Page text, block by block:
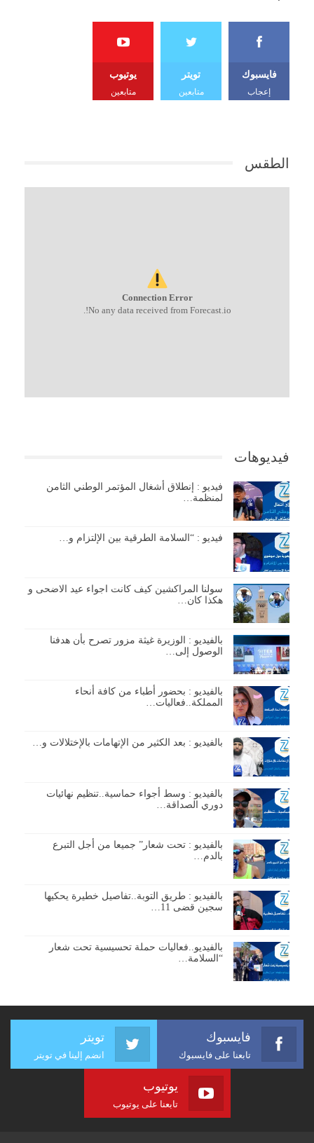
فايسبوك
إعجاب
تويتر
متابعين
يوتيوب
متابعين
الطقس
Connection Error
No any data received from Forecast.io!.
فيديوهات
فيديو : إنطلاق أشغال المؤتمر الوطني الثامن
لمنظمة…
فيديو : “السلامة الطرقية بين الإلتزام و…
سولنا المراكشين كيف كانت اجواء عيد الاضحى و
هكذا كان…
بالفيديو : الوزيرة غيثة مزور تصرح بأن هدفنا
الوصول إلى…
بالفيديو : بحضور أطباء من كافة أنحاء
المملكة..فعاليات…
بالفيديو : بعد الكثير من الإتهامات بالإختلالات و…
بالفيديو : وسط أجواء حماسية..تنظيم نهائيات
دوري الصداقة…
بالفيديو : تحت شعار” جميعا من أجل التبرع
بالدم…
بالفيديو : طريق التوبة..تفاصيل خطيرة يحكيها
سجين قضى 11…
بالفيديو..فعاليات حملة تحسيسية تحت شعار
“السلامة…
فايسبوك
تابعنا على فايسبوك
تويتر
انضم إلينا في تويتر
يوتيوب
تابعنا على يوتيوب